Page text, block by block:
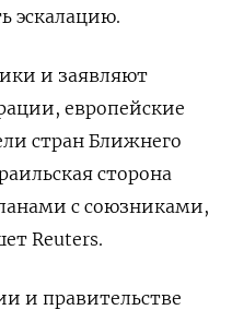
эскалацию.
и заявляют
европейские
стран Ближнего
сторона
с союзниками,
Reuters.
и правительстве